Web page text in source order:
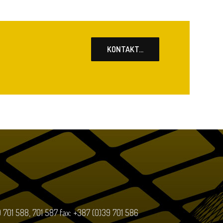
KONTAKT...
588, 701 587 fax: +387 (0)39 701 586